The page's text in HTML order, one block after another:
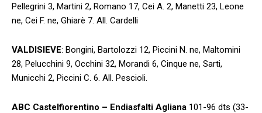
Pellegrini 3, Martini 2, Romano 17, Cei A. 2, Manetti 23, Leone
ne, Cei F. ne, Ghiarè 7. All. Cardelli
VALDISIEVE: Bongini, Bartolozzi 12, Piccini N. ne, Maltomini
28, Pelucchini 9, Occhini 32, Morandi 6, Cinque ne, Sarti,
Municchi 2, Piccini C. 6. All. Pescioli.
ABC Castelfiorentino – Endiasfalti Agliana 101-96 dts (33-